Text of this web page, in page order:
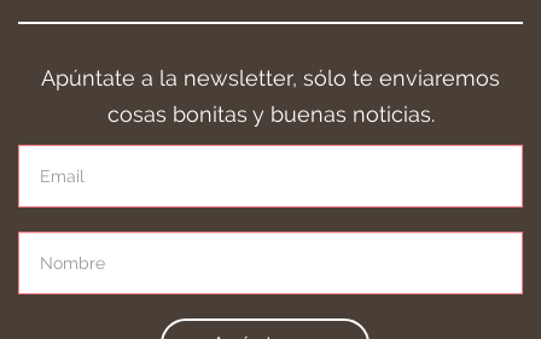
Apúntate a la newsletter, sólo te enviaremos
cosas bonitas y buenas noticias.